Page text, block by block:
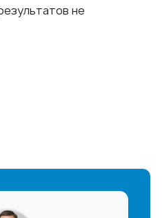
не